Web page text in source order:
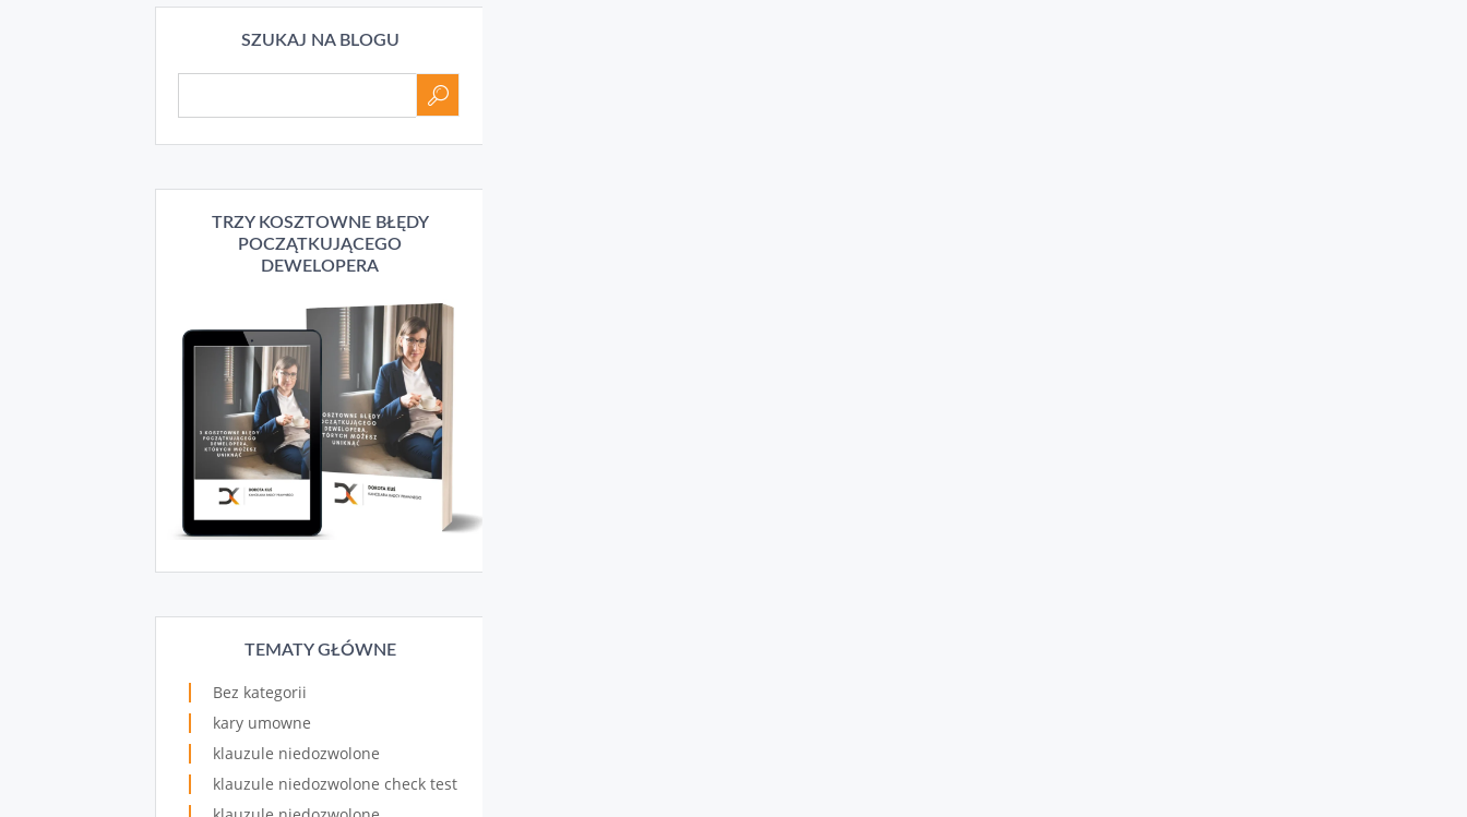
SZUKAJ NA BLOGU
TRZY KOSZTOWNE BŁĘDY
POCZĄTKUJĄCEGO
DEWELOPERA
TEMATY GŁÓWNE
Bez kategorii
kary umowne
klauzule niedozwolone
klauzule niedozwolone check test